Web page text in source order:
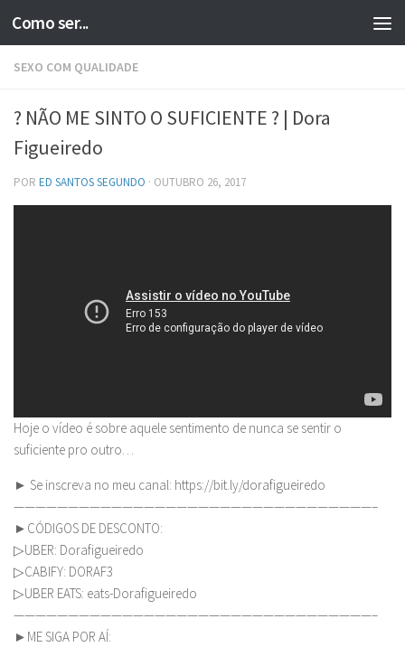
Skip to content
Como ser...
SEXO COM QUALIDADE
? NÃO ME SINTO O SUFICIENTE ? | Dora
Figueiredo
POR ED SANTOS SEGUNDO · OUTUBRO 26, 2017
Hoje o vídeo é sobre aquele sentimento de nunca se sentir o
suficiente pro outro…
► Se inscreva no meu canal: https://bit.ly/dorafigueiredo
—————————————————————————————————–
►CÓDIGOS DE DESCONTO:
▷UBER: Dorafigueiredo
▷CABIFY: DORAF3
▷UBER EATS: eats-Dorafigueiredo
—————————————————————————————————–
►ME SIGA POR AÍ: